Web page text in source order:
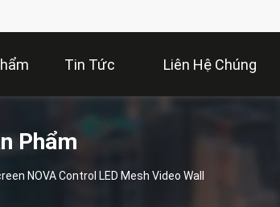
Tin Tức Liên Hệ Chúng
Phẩm
NOVA Control LED Mesh Video Wall